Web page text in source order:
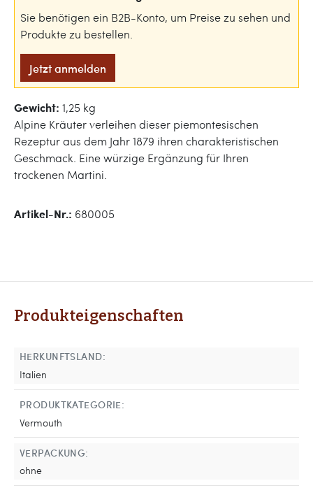
Sie benötigen ein B2B-Konto, um Preise zu sehen und
Produkte zu bestellen.
Jetzt anmelden
Gewicht: 1,25 kg
Alpine Kräuter verleihen dieser piemontesischen
Rezeptur aus dem Jahr 1879 ihren charakteristischen
Geschmack. Eine würzige Ergänzung für Ihren
trockenen Martini.
Artikel-Nr.: 680005
Produkteigenschaften
HERKUNFTSLAND:
Italien
PRODUKTKATEGORIE:
Vermouth
VERPACKUNG:
ohne